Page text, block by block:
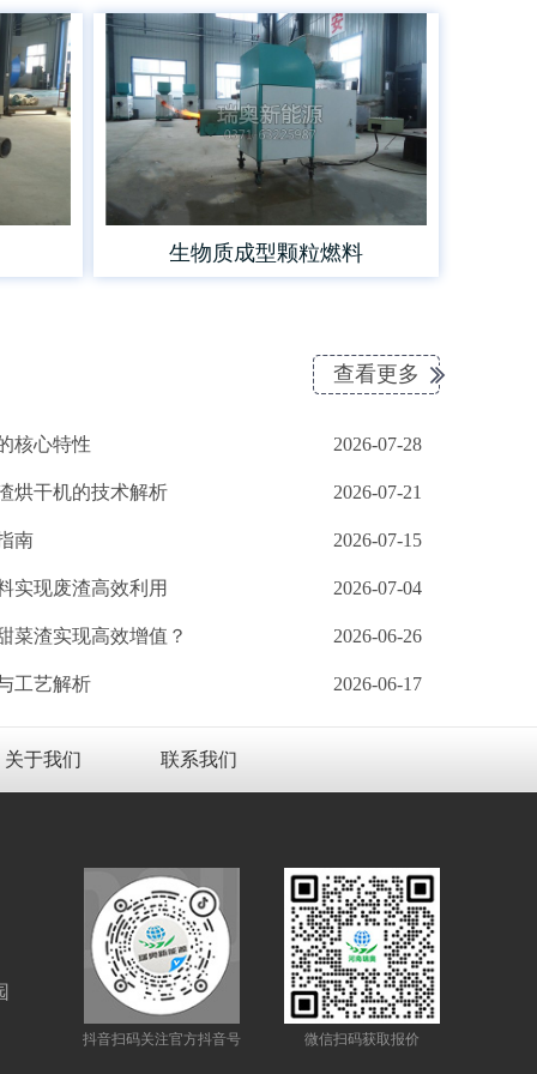
生物质成型颗粒燃料
查看更多
核心特性 2026-07-28
烘干机的技术解析 2026-07-21
南 2026-07-15
实现废渣高效利用 2026-07-04
菜渣实现高效增值？ 2026-06-26
工艺解析 2026-06-17
关于我们 联系我们
抖音扫码关注官方抖音号 微信扫码获取报价